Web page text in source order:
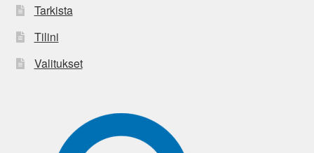
Tarkista
Tilini
Valitukset